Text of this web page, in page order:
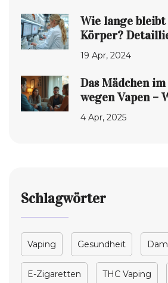
Wie lange bleibt
Körper?
zur
19 Apr, 2024
Das Mädchen
wegen Vapen –
dahinter?
4 Apr, 2025
Schlagwörter
Vaping Gesundheit
E-Zigaretten THC Vaping